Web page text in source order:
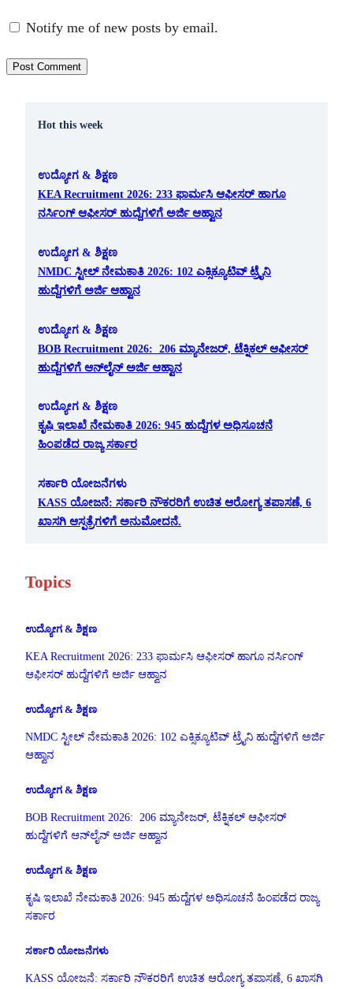
Notify me of new posts by email.
Hot this week
ಉದ್ಯೋಗ & ಶಿಕ್ಷಣ
KEA Recruitment 2026: 233 ಫಾರ್ಮಸಿ ಆಫೀಸರ್ ಹಾಗೂ
ನರ್ಸಿಂಗ್ ಆಫೀಸರ್ ಹುದ್ದೆಗಳಿಗೆ ಅರ್ಜಿ ಆಹ್ವಾನ
ಉದ್ಯೋಗ & ಶಿಕ್ಷಣ
NMDC ಸ್ಟೀಲ್ ನೇಮಕಾತಿ 2026: 102 ಎಕ್ಸಿಕ್ಯೂಟಿವ್ ಟ್ರೈನಿ
ಹುದ್ದೆಗಳಿಗೆ ಅರ್ಜಿ ಆಹ್ವಾನ
ಉದ್ಯೋಗ & ಶಿಕ್ಷಣ
BOB Recruitment 2026: 206 ಮ್ಯಾನೇಜರ್, ಟೆಕ್ನಿಕಲ್ ಆಫೀಸರ್
ಹುದ್ದೆಗಳಿಗೆ ಆನ್‌ಲೈನ್ ಅರ್ಜಿ ಆಹ್ವಾನ
ಉದ್ಯೋಗ & ಶಿಕ್ಷಣ
ಕೃಷಿ ಇಲಾಖೆ ನೇಮಕಾತಿ 2026: 945 ಹುದ್ದೆಗಳ ಅಧಿಸೂಚನೆ
ಹಿಂಪಡೆದ ರಾಜ್ಯ ಸರ್ಕಾರ
ಸರ್ಕಾರಿ ಯೋಜನೆಗಳು
KASS ಯೋಜನೆ: ಸರ್ಕಾರಿ ನೌಕರರಿಗೆ ಉಚಿತ ಆರೋಗ್ಯ ತಪಾಸಣೆ, 6
ಖಾಸಗಿ ಆಸ್ಪತ್ರೆಗಳಿಗೆ ಅನುಮೋದನೆ.
Topics
ಉದ್ಯೋಗ & ಶಿಕ್ಷಣ
KEA Recruitment 2026: 233 ಫಾರ್ಮಸಿ ಆಫೀಸರ್ ಹಾಗೂ ನರ್ಸಿಂಗ್
ಆಫೀಸರ್ ಹುದ್ದೆಗಳಿಗೆ ಅರ್ಜಿ ಆಹ್ವಾನ
ಉದ್ಯೋಗ & ಶಿಕ್ಷಣ
NMDC ಸ್ಟೀಲ್ ನೇಮಕಾತಿ 2026: 102 ಎಕ್ಸಿಕ್ಯೂಟಿವ್ ಟ್ರೈನಿ ಹುದ್ದೆಗಳಿಗೆ ಅರ್ಜಿ
ಆಹ್ವಾನ
ಉದ್ಯೋಗ & ಶಿಕ್ಷಣ
BOB Recruitment 2026: 206 ಮ್ಯಾನೇಜರ್, ಟೆಕ್ನಿಕಲ್ ಆಫೀಸರ್
ಹುದ್ದೆಗಳಿಗೆ ಆನ್‌ಲೈನ್ ಅರ್ಜಿ ಆಹ್ವಾನ
ಉದ್ಯೋಗ & ಶಿಕ್ಷಣ
ಕೃಷಿ ಇಲಾಖೆ ನೇಮಕಾತಿ 2026: 945 ಹುದ್ದೆಗಳ ಅಧಿಸೂಚನೆ ಹಿಂಪಡೆದ ರಾಜ್ಯ
ಸರ್ಕಾರ
ಸರ್ಕಾರಿ ಯೋಜನೆಗಳು
KASS ಯೋಜನೆ: ಸರ್ಕಾರಿ ನೌಕರರಿಗೆ ಉಚಿತ ಆರೋಗ್ಯ ತಪಾಸಣೆ, 6 ಖಾಸಗಿ